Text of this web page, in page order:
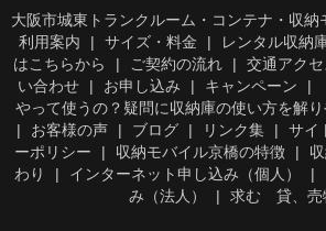
大阪市城東トランクルーム・コンテナ・収納
利用案内
サイズ・料金 レンタル収納
はこちらから
ご契約の流れ 交通アクセ
い合わせ
お申し込み キャンペーン
やって使うの？疑問に収納庫の使い方を解
お客様の声
ブログ リンク集 サイ
ーポリシー
収納モバイル京橋の特徴
わり
インターネット申し込み（個人）
み（法人）
求む 貸、売